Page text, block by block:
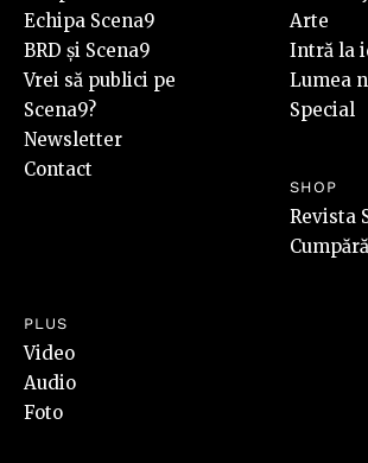
Echipa Scena9
BRD și Scena9
Vrei să publici pe
Scena9?
Newsletter
Contact
Arte
Intră la
Lumea
Special
SHOP
Revista
Cumpără
PLUS
Video
Audio
Foto